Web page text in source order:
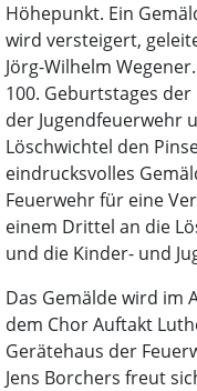
Höhepunkt. Ein
wird versteigert,
Jörg-Wilhelm
100. Geburtstages
der Jugendfeuerwehr
Löschwichtel den
eindrucksvolles
Feuerwehr für eine
einem Drittel an die
und die Kinder- und
Das Gemälde wird im
dem Chor Auftakt
Gerätehaus der
Jens Borchers freut